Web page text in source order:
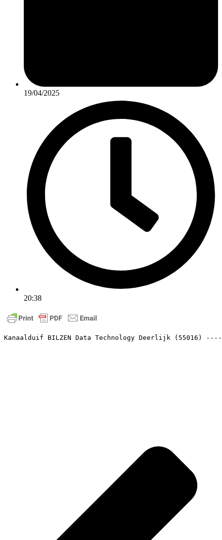
19/04/2025
20:38
Kanaalduif BILZEN Data Technology Deerlijk (55016)